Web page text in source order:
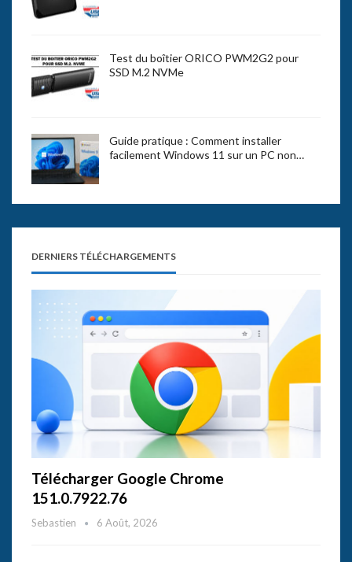
Test du boîtier ORICO PWM2G2 pour
SSD M.2 NVMe
Guide pratique : Comment installer
facilement Windows 11 sur un PC non…
DERNIERS TÉLÉCHARGEMENTS
Télécharger Google Chrome
151.0.7922.76
Sebastien 6 Août, 2026